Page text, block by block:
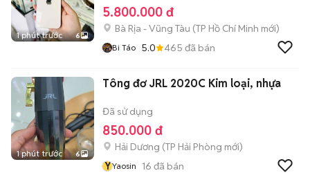
1 phút trước 6
5.800.000 đ
Bà Rịa - Vũng Tàu (TP Hồ Chí Minh mới)
Bi Táo 5.0 465 đã bán
1 phút trước 6
Tông đơ JRL 2020C Kim loại, nhựa
Đã sử dụng
850.000 đ
Hải Dương (TP Hải Phòng mới)
YYaosin 16 đã bán